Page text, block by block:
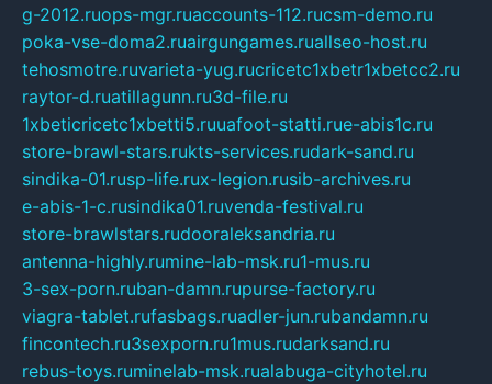
g-2012.ruops-mgr.ruaccounts-112.rucsm-demo.ru
poka-vse-doma2.ruairgungames.ruallseo-host.ru
tehosmotre.ruvarieta-yug.rucricetc1xbetr1xbetcc2.ru
raytor-d.ruatillagunn.ru3d-file.ru
1xbeticricetc1xbetti5.ruuafoot-statti.rue-abis1c.ru
store-brawl-stars.rukts-services.rudark-sand.ru
sindika-01.rusp-life.rux-legion.rusib-archives.ru
e-abis-1-c.rusindika01.ruvenda-festival.ru
store-brawlstars.rudooraleksandria.ru
antenna-highly.rumine-lab-msk.ru1-mus.ru
3-sex-porn.ruban-damn.rupurse-factory.ru
viagra-tablet.rufasbags.ruadler-jun.rubandamn.ru
fincontech.ru3sexporn.ru1mus.rudarksand.ru
rebus-toys.ruminelab-msk.rualabuga-cityhotel.ru